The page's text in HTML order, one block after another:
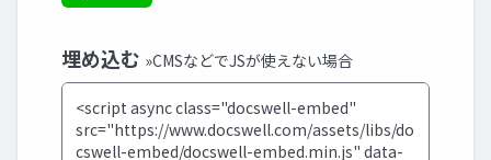
埋め込む »CMSなどでJSが使えない場合